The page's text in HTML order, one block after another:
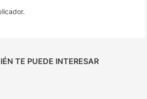
TE PUEDE INTERESAR